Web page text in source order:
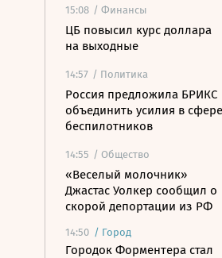
15:08 / Финансы
ЦБ повысил курс доллара
на выходные
14:57 / Политика
Россия предложила БРИКС
объединить усилия в сфере
беспилотников
14:55 / Общество
«Веселый молочник»
Джастас Уолкер сообщил о
скорой депортации из РФ
14:50 / Город
Городок Форментера стал